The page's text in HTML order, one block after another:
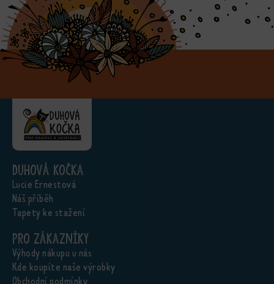
Duhová kočka
Lucie Ernestová
Náš příběh
Tapety ke stažení
Pro zákazníky
Výhody nákupu u nás
Kde koupíte naše výrobky
Obchodní podmínky